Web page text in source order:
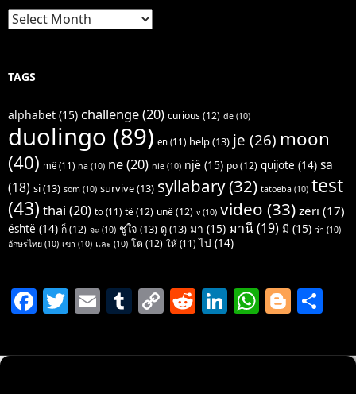
Archives
TAGS
alphabet (15) challenge(20) curious(12) de (10)
duolingo (89) en (11) help(13) je (26) moon
(40) më (11) na (10) ne(20) nie (10) një (15) po(12) quijote (14) sa
(18) si(13) som (10) survive(13) syllabary(32) tatoeba (10) test
(43) thai (20) to (11) të(12) unë(12) v(10) video (33) zëri (17)
është (14) ก็(12) จะ (10) ชูใจ (13) ดู(13) มา (15) มานี(19) มี (15) ว่า (10)
อักษรไทย (10) เขา (10) และ (10) โต (12) ให้ (11) ไป (14)
F
c
T
itt
E
ai
T
m
C
p
R
d
Li
k
W
at
Bl
g ar